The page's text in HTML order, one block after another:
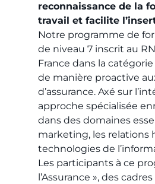
reconnaissance de la
travail et facilite
Notre programme de
de niveau 7 inscrit au
France dans la
de manière proactive
d’assurance. Axé sur
approche spécialisée
dans des domaines
marketing, les relations
technologies de
Les participants à ce
l’Assurance », des